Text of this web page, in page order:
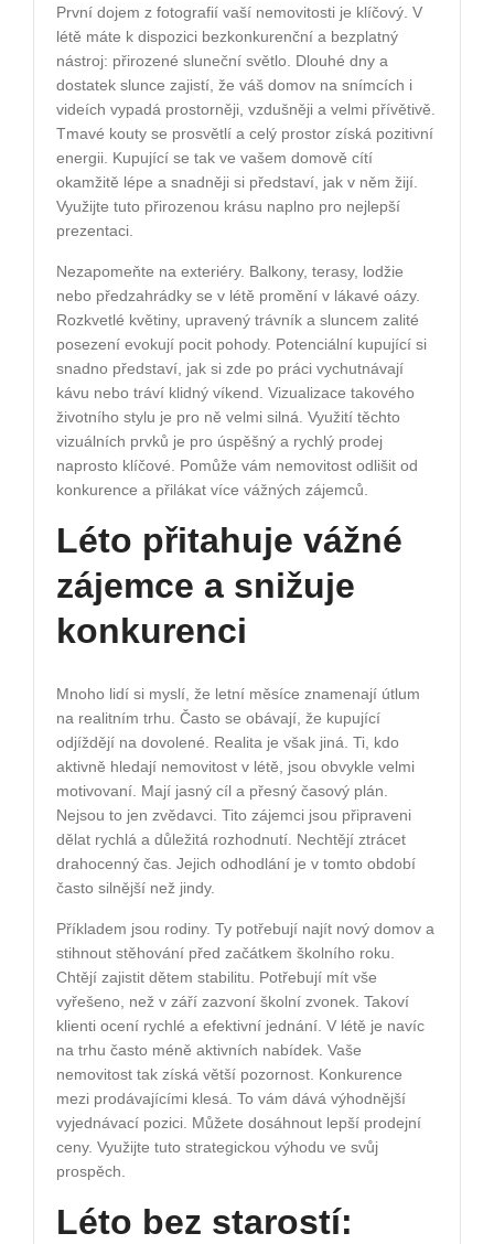
První dojem z fotografií vaší nemovitosti je klíčový. V
létě máte k dispozici bezkonkurenční a bezplatný
nástroj: přirozené sluneční světlo. Dlouhé dny a
dostatek slunce zajistí, že váš domov na snímcích i
videích vypadá prostorněji, vzdušněji a velmi přívětivě.
Tmavé kouty se prosvětlí a celý prostor získá pozitivní
energii. Kupující se tak ve vašem domově cítí
okamžitě lépe a snadněji si představí, jak v něm žijí.
Využijte tuto přirozenou krásu naplno pro nejlepší
prezentaci.
Nezapomeňte na exteriéry. Balkony, terasy, lodžie
nebo předzahrádky se v létě promění v lákavé oázy.
Rozkvetlé květiny, upravený trávník a sluncem zalité
posezení evokují pocit pohody. Potenciální kupující si
snadno představí, jak si zde po práci vychutnávají
kávu nebo tráví klidný víkend. Vizualizace takového
životního stylu je pro ně velmi silná. Využití těchto
vizuálních prvků je pro úspěšný a rychlý prodej
naprosto klíčové. Pomůže vám nemovitost odlišit od
konkurence a přilákat více vážných zájemců.
Léto přitahuje vážné
zájemce a snižuje
konkurenci
Mnoho lidí si myslí, že letní měsíce znamenají útlum
na realitním trhu. Často se obávají, že kupující
odjíždějí na dovolené. Realita je však jiná. Ti, kdo
aktivně hledají nemovitost v létě, jsou obvykle velmi
motivovaní. Mají jasný cíl a přesný časový plán.
Nejsou to jen zvědavci. Tito zájemci jsou připraveni
dělat rychlá a důležitá rozhodnutí. Nechtějí ztrácet
drahocenný čas. Jejich odhodlání je v tomto období
často silnější než jindy.
Příkladem jsou rodiny. Ty potřebují najít nový domov a
stihnout stěhování před začátkem školního roku.
Chtějí zajistit dětem stabilitu. Potřebují mít vše
vyřešeno, než v září zazvoní školní zvonek. Takoví
klienti ocení rychlé a efektivní jednání. V létě je navíc
na trhu často méně aktivních nabídek. Vaše
nemovitost tak získá větší pozornost. Konkurence
mezi prodávajícími klesá. To vám dává výhodnější
vyjednávací pozici. Můžete dosáhnout lepší prodejní
ceny. Využijte tuto strategickou výhodu ve svůj
prospěch.
Léto bez starostí: